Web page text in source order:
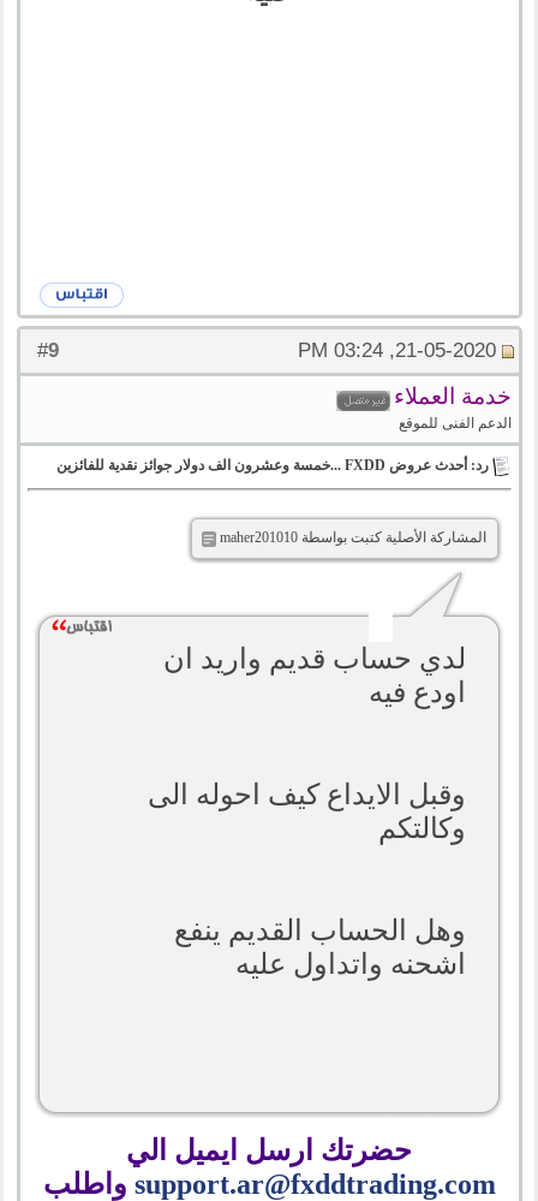
#
9 21-05-2020, 03:24 PM
خدمة العملاء
الدعم الفنى للموقع
رد: أحدث عروض FXDD ...خمسة وعشرون الف دولار جوائز نقدية للفائزين
المشاركة الأصلية كتبت بواسطة maher201010
لدي حساب قديم واريد ان
اودع فيه
وقبل الايداع كيف احوله الى
وكالتكم
وهل الحساب القديم ينفع
اشحنه واتداول عليه
حضرتك ارسل ايميل الي
support.ar@fxddtrading.com واطلب